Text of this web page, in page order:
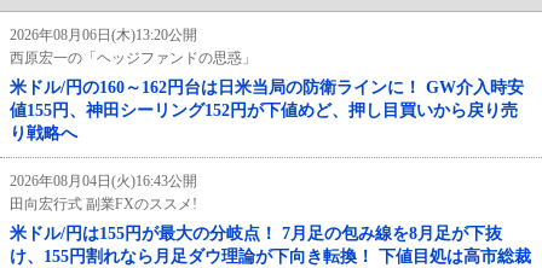
2026年08月06日(木)13:20公開
西原宏一の「ヘッジファンドの思惑」
米ドル/円の160～162円台は日米当局の防衛ラインに！ GW介入時安
値155円、神田シーリング152円が下値めど、押し目買いから戻り売
り戦略へ
2026年08月04日(火)16:43公開
田向宏行式 副業FXのススメ!
米ドル/円は155円が最大の分岐点！ 7月足の包み線を8月足が下抜
け、155円割れなら月足ダウ理論が下向き転換！ 下値目処は高市総裁